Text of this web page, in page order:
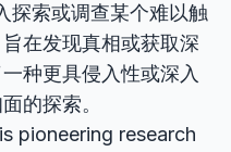
探索或调查某个难以触
在发现真相或获取深
种更具侵入性或深入
的探索。
pioneering research